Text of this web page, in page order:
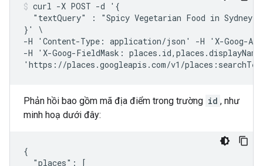
curl -X POST -d '{
"textQuery" : "Spicy Vegetarian Food in Sydney,
}' \
-H 'Content-Type: application/json' -H 'X-Goog-
-H 'X-Goog-FieldMask:
'https://places.googleapis.com/v1/
Phản hồi bao gồm mã địa điểm trong trường id , như
minh hoạ dưới đây:
{
  "places": [